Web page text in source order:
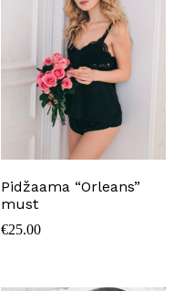
Pidžaama “Orleans”
must
€25.00